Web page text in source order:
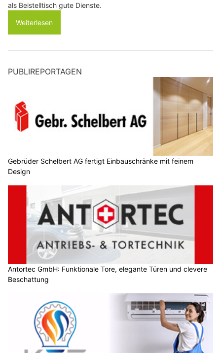
als Beistelltisch gute Dienste.
Weiterlesen
PUBLIREPORTAGEN
Gebrüder Schelbert AG fertigt Einbauschränke mit feinem
Design
Antortec GmbH: Funktionale Tore, elegante Türen und clevere
Beschattung